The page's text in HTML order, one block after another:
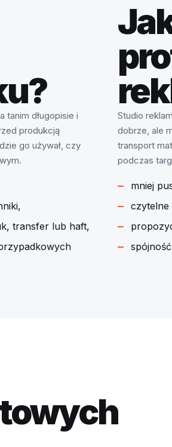
tanim długopisie i
produkcją
go używał, czy
transfer lub haft,
Studio
dobrze, ale
transport
podczas
mniej
czytelne